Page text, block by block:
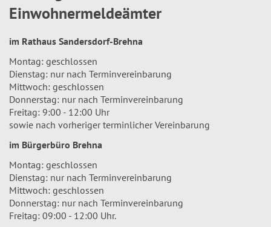
Einwohnermeldeämter
im Rathaus Sandersdorf-Brehna
Montag: geschlossen
Dienstag: nur nach Terminvereinbarung
Mittwoch: geschlossen
Donnerstag: nur nach Terminvereinbarung
Freitag: 9:00 - 12:00 Uhr
sowie nach vorheriger terminlicher Vereinbarung
im Bürgerbüro Brehna
Montag: geschlossen
Dienstag: nur nach Terminvereinbarung
Mittwoch: geschlossen
Donnerstag: nur nach Terminvereinbarung
Freitag: 09:00 - 12:00 Uhr.